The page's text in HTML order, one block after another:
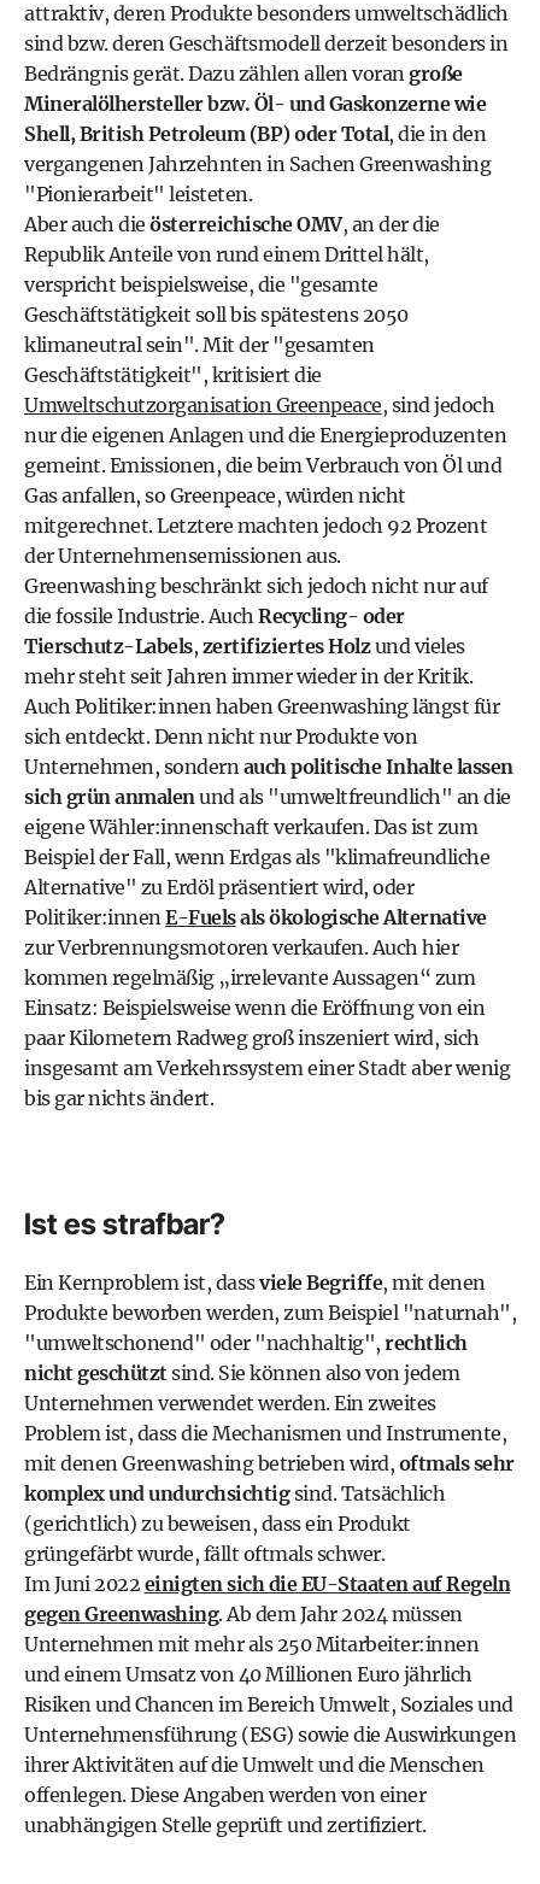
attraktiv, deren Produkte besonders umweltschädlich
sind bzw. deren Geschäftsmodell derzeit besonders in
Bedrängnis gerät. Dazu zählen allen vorangroße
Mineralölhersteller bzw. Öl- und Gaskonzerne wie
Shell, British Petroleum (BP) oder Total, die in den
vergangenen Jahrzehnten in Sachen Greenwashing
"Pionierarbeit" leisteten.
Aber auch die österreichische OMV, an der die
Republik Anteile von rund einem Drittel hält,
verspricht beispielsweise, die "gesamte
Geschäftstätigkeit soll bis spätestens 2050
klimaneutral sein". Mit der "gesamten
Geschäftstätigkeit", kritisiert die
Umweltschutzorganisation Greenpeace, sind jedoch
nur die eigenen Anlagen und die Energieproduzenten
gemeint. Emissionen, die beim Verbrauch von Öl und
Gas anfallen, so Greenpeace, würden nicht
mitgerechnet. Letztere machten jedoch 92 Prozent
der Unternehmensemissionen aus.
Greenwashing beschränkt sich jedoch nicht nur auf
die fossile Industrie. Auch Recycling- oder
Tierschutz-Labels, zertifiziertes Holzund vieles
mehr steht seit Jahren immer wieder in der Kritik.
Auch Politiker:innen haben Greenwashing längst für
sich entdeckt. Denn nicht nur Produkte von
Unternehmen, sondernauch politische Inhalte lassen
sich grün anmalenund als "umweltfreundlich" an die
eigene Wähler:innenschaft verkaufen. Das ist zum
Beispiel der Fall, wenn Erdgas als "klimafreundliche
Alternative" zu Erdöl präsentiert wird, oder
Politiker:innenE-Fuelsals ökologische Alternative
zur Verbrennungsmotoren verkaufen. Auch hier
kommen regelmäßig „irrelevante Aussagen“ zum
Einsatz: Beispielsweise wenn die Eröffnung von ein
paar Kilometern Radweg groß inszeniert wird, sich
insgesamt am Verkehrssystem einer Stadt aber wenig
bis gar nichts ändert.
Ist es strafbar?
Ein Kernproblem ist, dassviele Begriffe, mit denen
Produkte beworben werden, zum Beispiel "naturnah",
"umweltschonend" oder "nachhaltig", rechtlich
nicht geschütztsind. Sie können also von jedem
Unternehmen verwendet werden. Ein zweites
Problem ist, dass die Mechanismen und Instrumente,
mit denen Greenwashing betrieben wird, oftmals sehr
komplex und undurchsichtigsind. Tatsächlich
(gerichtlich) zu beweisen, dass ein Produkt
grüngefärbt wurde, fällt oftmals schwer.
Im Juni 2022 einigten sich die EU-Staaten auf Regeln
gegen Greenwashing. Ab dem Jahr 2024 müssen
Unternehmen mit mehr als 250 Mitarbeiter:innen
und einem Umsatz von 40 Millionen Euro jährlich
Risiken und Chancen im Bereich Umwelt, Soziales und
Unternehmensführung (ESG) sowie die Auswirkungen
ihrer Aktivitäten auf die Umwelt und die Menschen
offenlegen. Diese Angaben werden von einer
unabhängigen Stelle geprüft und zertifiziert.